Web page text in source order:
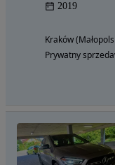
2019
Kraków
Prywatny